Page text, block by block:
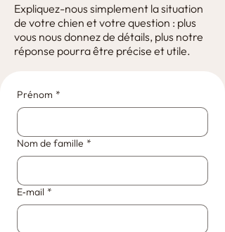
Expliquez-nous simplement la situation
de votre chien et votre question : plus
vous nous donnez de détails, plus notre
réponse pourra être précise et utile.
Prénom *
Nom de famille *
E‑mail *